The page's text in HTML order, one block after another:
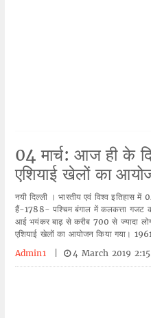
04 मार्च: आज ही के
एशियाई खेलों का
नयी दिल्ली । भारतीय एवं विश्व इतिहास में
हैं-1788- पश्चिम बंगाल में कलकत्ता
आई भयंकर बाढ़ से करीब 700 से ज्यादा
एशियाई खेलों का आयोजन किया गया।
Admin1
4 March 2019